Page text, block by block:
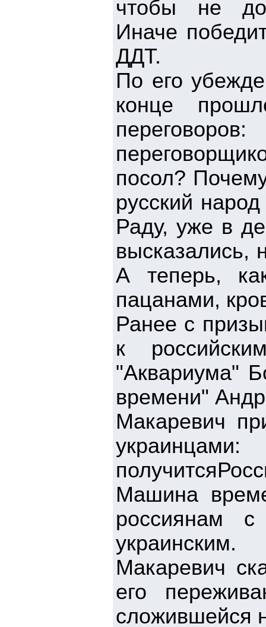
чтобы не
Иначе
ДДТ.
По его
конце
посол?
русский
Раду, уже в
высказались,
А теперь,
пацанами,
Ранее с
к
"Аквариума"
времени"
Макаревич
Машина
россиянам
украинским.
Макаревич
его
сложившейся